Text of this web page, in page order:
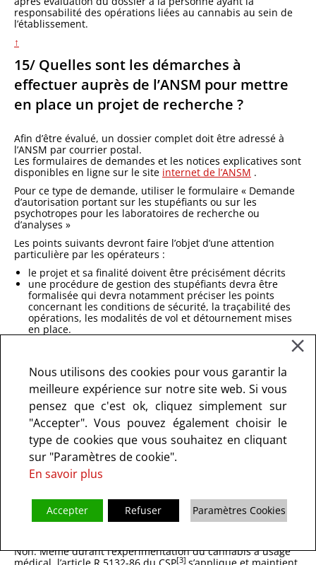
responsabilité des opérations liées au cannabis au sein de
l’établissement.
↑
15/ Quelles sont les démarches à
effectuer auprès de l’ANSM pour mettre
en place un projet de recherche ?
Afin d’être évalué, un dossier complet doit être adressé à
l’ANSM par courrier postal.
Les formulaires de demandes et les notices explicatives sont
disponibles en ligne sur le site internet de l’ANSM .
Pour ce type de demande, utiliser le formulaire « Demande
d’autorisation portant sur les stupéfiants ou sur les
psychotropes pour les laboratoires de recherche ou
d’analyses »
Les points suivants devront faire l’objet d’une attention
particulière par les opérateurs :
le projet et sa finalité doivent être précisément décrits
une procédure de gestion des stupéfiants devra être
formalisée qui devra notamment préciser les points
concernant les conditions de sécurité, la traçabilité des
opérations, les modalités de vol et détournement mises
en place.
produits à base de cannabis, sont prévues dans le cadre de
votre projet, le formulaire dédié disponible sur le site de
l’ANSM devra être renseigné.
Il est important de souligner que l’autorisation pour ledit
projet ne pourra être accordée qu’après évaluation du
dossier et que s’il s’inscrit dans un cadre de recherche
exclusivement. Aucune garantie sur la pérennité des projets
futurs ne pourra être donnée.
16/ Puis-je cultiver du cannabis en France
à des fins médicales ?
Non. Même durant l’expérimentation du cannabis à usage
[3]
Nous utilisons des cookies pour vous garantir la
meilleure expérience sur notre site web. Si vous
pensez que c'est ok, cliquez simplement sur
"Accepter". Vous pouvez également choisir le
type de cookies que vous souhaitez en cliquant
sur "Paramètres de cookie".
En savoir plus
Accepter Refuser Paramètres Cookies